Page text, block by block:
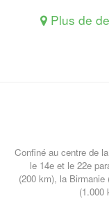
Plus de
Confiné au centre de
le 14e et le 22e
(200 km), la
(1.000